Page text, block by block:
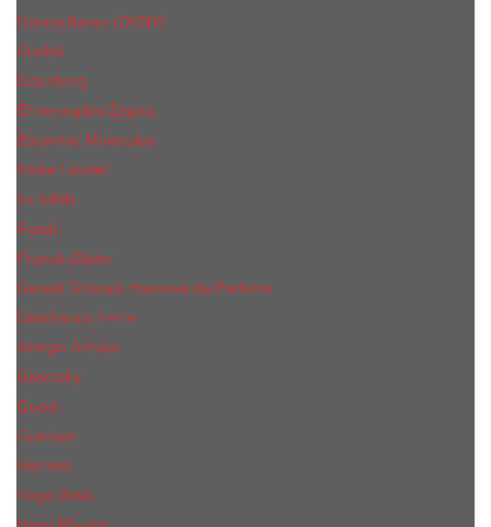
Donna Karan (DKNY)
Dunhill
Eisenberg
Ermenegildo Zegna
Escentric Molecules
Еsteе Lаudеr
Ex Nihilo
Fendi
Franck Olivier
Gerald Ghislain Histoires de Parfums
Gianfranco Ferre
Giorgio Armani
Givenchy
Gucci
Guerlain
Hermes
Hugo Boss